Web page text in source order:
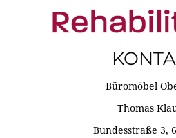
Büromöbel
Thomas
Bundesstraße 3,